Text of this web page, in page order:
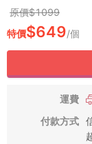
原價$1099
特價$649/個
運費
付款方式